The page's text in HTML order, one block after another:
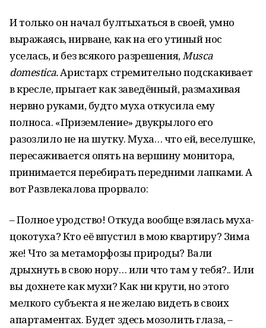
И только он начал бултыхаться в своей, умно
выражаясь, нирване, как на его утиный нос
уселась, и без всякого разрешения,Musca
domestica.Аристарх стремительно подскакивает
в кресле, прыгает как заведённый, размахивая
нервно руками, будто муха откусила ему
полноса. «Приземление» двукрылого его
разозлило не на шутку. Муха… что ей, веселушке,
пересаживается опять на вершину монитора,
принимается перебирать передними лапками. А
вот Развлекалова прорвало:
– Полное уродство! Откуда вообще взялась муха-
цокотуха? Кто её впустил в мою квартиру? Зима
же! Что за метаморфозы природы? Вали
дрыхнуть в свою нору… или что там у тебя?.. Или
вы дохнете как мухи? Как ни крути, но этого
мелкого субъекта я не желаю видеть в своих
апартаментах. Будет здесь мозолить глаза, –